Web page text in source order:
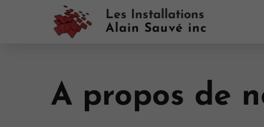
Les Installations
Alain Sauvé inc
A propos de